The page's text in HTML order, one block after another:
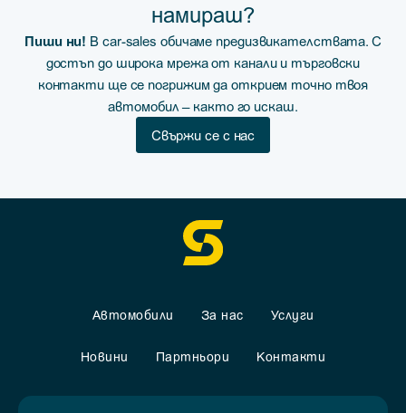
намираш?
Пиши ни! В car-sales обичаме предизвикателствата. С
достъп до широка мрежа от канали и търговски
контакти ще се погрижим да открием точно твоя
автомобил – както го искаш.
Свържи се с нас
Автомобили За нас Услуги
Новини Партньори Контакти